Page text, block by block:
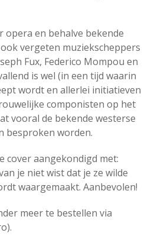
opera en behalve bekende
vergeten muziekscheppers
Fux, Federico Mompou en
is wel (in een tijd waarin
wordt en allerlei initiatieven
componisten op het
vooral de bekende westerse
besproken worden.
cover aangekondigd met:
je niet wist dat je ze wilde
waargemaakt. Aanbevolen!
meer te bestellen via